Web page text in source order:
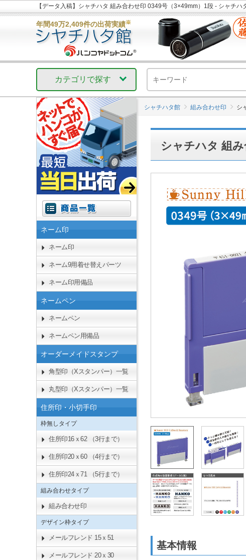
【データ入稿】シャチハタ 組み合わせ印 0349号（3×49mm）1段 - シャチハ
年間49万2,409件の出荷実績※
カテゴリで探す
シャチハタ館 組み合わせ印 シ
シャチハタ 組み
基本情報
ネーム印
ネーム印
ネーム9用着せ替えパーツ
ネーム印用備品
ネームペン
ネームペン
ネームペン用備品
オーダーメイドスタンプ
角型印（Xスタンパー）一覧
丸型印（Xスタンパー）一覧
住所印・小切手印
枠無しタイプ
住所印16ｘ62 （3行まで）
住所印20ｘ60 （4行まで）
住所印24ｘ71 （5行まで）
組み合わせタイプ
組み合わせ印
デザイン枠タイプ
メールフレンド 15ｘ51
メールフレンド 20ｘ30